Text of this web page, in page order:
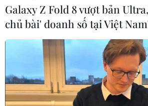
thiên tai.
Galaxy Z Fold 8 vượt bản
chủ bài' doanh số tại Việt